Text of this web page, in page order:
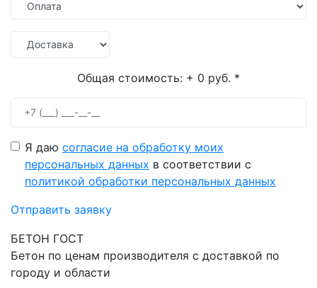
Общая стоимость: + 0 руб. *
Я даю согласие на обработку моих
персональных данных в соответствии с
политикой обработки персональных данных
Отправить заявку
БЕТОН ГОСТ
Бетон по ценам производителя с доставкой по
городу и области